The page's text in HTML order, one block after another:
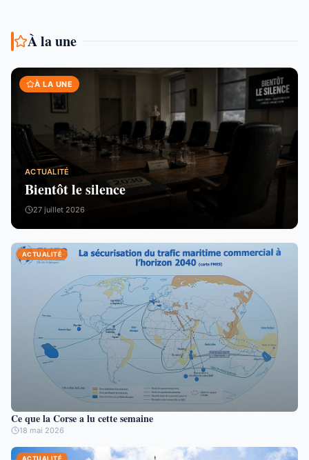
À la une
À LA UNE
ACTUALITÉ
Bientôt le silence
27 juillet 2026
ACTUALITÉ
Ce que la Corse a lu cette semaine
18 mai 2026
ACTUALITÉ